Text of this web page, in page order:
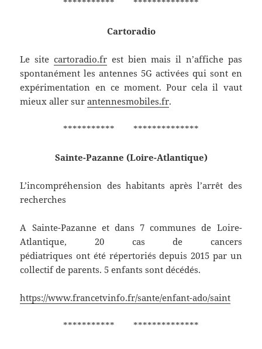
*********** **************
Cartoradio
Le site cartoradio.frest bien mais il n’affiche pas
spontanément les antennes 5G activées qui sont en
expérimentation en ce moment. Pour cela il vaut
mieux aller surantennesmobiles.fr.
*********** **************
Sainte-Pazanne (Loire-Atlantique)
L’incompréhension des habitants après l’arrêt des
recherches
A Sainte-Pazanne et dans 7 communes de Loire-
Atlantique, 20 cas de cancers
pédiatriques ont été répertoriés depuis 2015 par un
collectif de parents. 5 enfants sont décédés.
https://www.francetvinfo.fr/sante/enfant-ado/saint
*********** **************